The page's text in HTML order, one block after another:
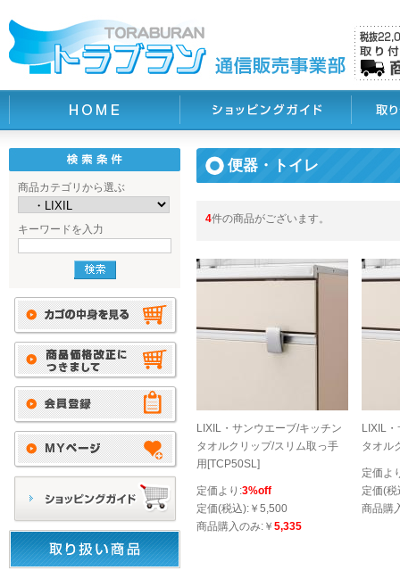
商品カテゴリから選ぶ
キーワードを入力
便器・トイレ
4件の商品がございます。
LIXIL・サンウエーブ/キッチン
タオルクリップ/スリム取っ手
用[TCP50SL]
定価より:3%off
定価(税込):￥5,500
商品購入のみ:￥ 5,335
LIXIL
タオル
定価よ
定価(
商品購